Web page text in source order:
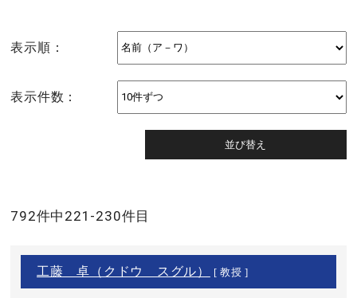
表示順：
表示件数：
792件中221-230件目
工藤 卓（クドウ スグル） [ 教授 ]